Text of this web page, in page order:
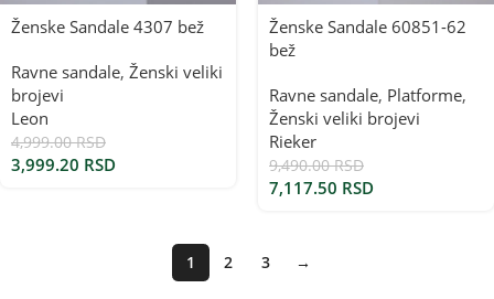
Ženske Sandale 4307 bež
Ravne sandale, Ženski veliki
brojevi
Leon
4,999.00RSD
3,999.20 RSD
Ženske Sandale 60851-62
bež
Ravne sandale, Platforme,
Ženski veliki brojevi
Rieker
9,490.00RSD
7,117.50 RSD
1 2 3 →